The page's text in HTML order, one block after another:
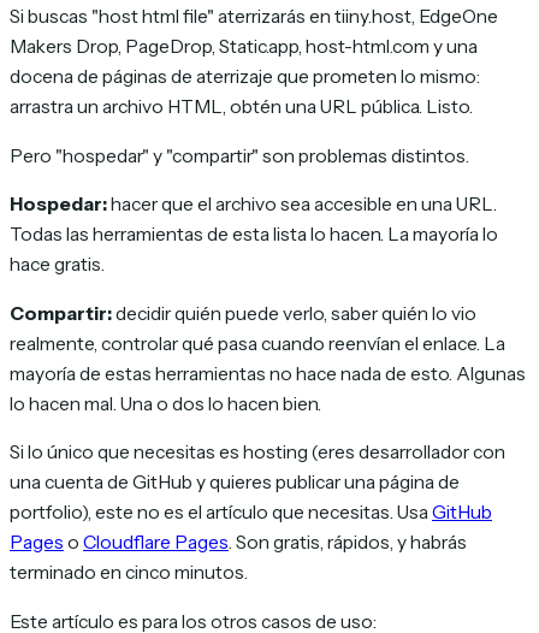
Si buscas "host html file" aterrizarás en tiiny.host, EdgeOne
Makers Drop, PageDrop, Static.app, host-html.com y una
docena de páginas de aterrizaje que prometen lo mismo:
arrastra un archivo HTML, obtén una URL pública. Listo.
Pero "hospedar" y "compartir" son problemas distintos.
Hospedar:hacer que el archivo sea accesible en una URL.
Todas las herramientas de esta lista lo hacen. La mayoría lo
hace gratis.
Compartir:decidir quién puede verlo, saber quién lo vio
realmente, controlar qué pasa cuando reenvían el enlace. La
mayoría de estas herramientas no hace nada de esto. Algunas
lo hacen mal. Una o dos lo hacen bien.
Si lo único que necesitas es hosting (eres desarrollador con
una cuenta de GitHub y quieres publicar una página de
portfolio), este no es el artículo que necesitas. UsaGitHub
Pages o Cloudflare Pages. Son gratis, rápidos, y habrás
terminado en cinco minutos.
Este artículo es para los otros casos de uso: